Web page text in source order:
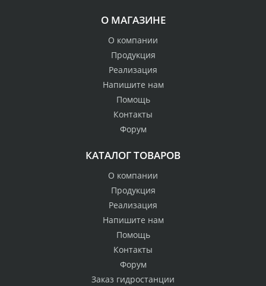
О МАГАЗИНЕ
О компании
Продукция
Реализация
Напишите нам
Помощь
Контакты
Форум
КАТАЛОГ ТОВАРОВ
О компании
Продукция
Реализация
Напишите нам
Помощь
Контакты
Форум
Заказ гидростанции